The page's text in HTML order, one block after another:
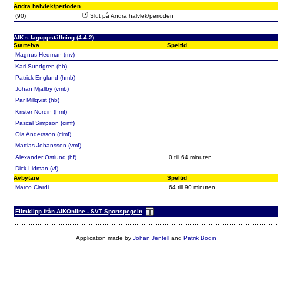
Andra halvlek/perioden
(90)
Slut på Andra halvlek/perioden
AIK:s laguppställning (4-4-2)
Startelva
Speltid
Magnus Hedman (mv)
Kari Sundgren (hb)
Patrick Englund (hmb)
Johan Mjällby (vmb)
Pär Millqvist (hb)
Krister Nordin (hmf)
Pascal Simpson (cimf)
Ola Andersson (cimf)
Mattias Johansson (vmf)
Alexander Östlund (hf)
0 till 64 minuten
Dick Lidman (vf)
Avbytare
Speltid
Marco Ciardi
64 till 90 minuten
Filmklipp från AIKOnline - SVT Sportspegeln
Application made by Johan Jentelland Patrik Bodin